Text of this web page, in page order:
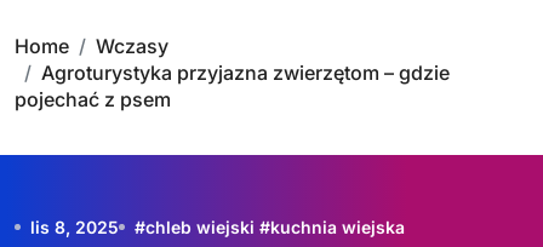
Home
Wczasy
Agroturystyka przyjazna zwierzętom – gdzie
pojechać z psem
lis 8, 2025 #chleb wiejski #kuchnia wiejska